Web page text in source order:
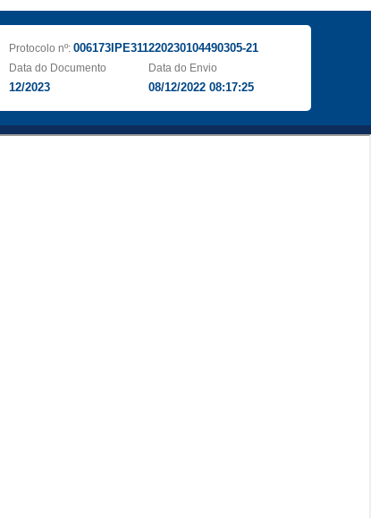
Protocolo nº: 006173IPE311220230104490305-21
Data do Documento
12/2023
Data do Envio
08/12/2022 08:17:25